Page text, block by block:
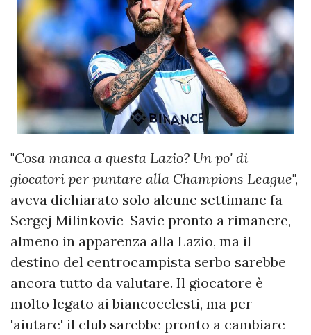
"Cosa manca a questa Lazio? Un po' di
giocatori per puntare alla Champions League",
aveva dichiarato solo alcune settimane fa
Sergej Milinkovic-Savic pronto a rimanere,
almeno in apparenza alla Lazio, ma il
destino del centrocampista serbo sarebbe
ancora tutto da valutare. Il giocatore è
molto legato ai biancocelesti, ma per
'aiutare' il club sarebbe pronto a cambiare